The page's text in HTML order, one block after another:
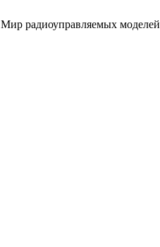
Мир радиоуправляемых моделей